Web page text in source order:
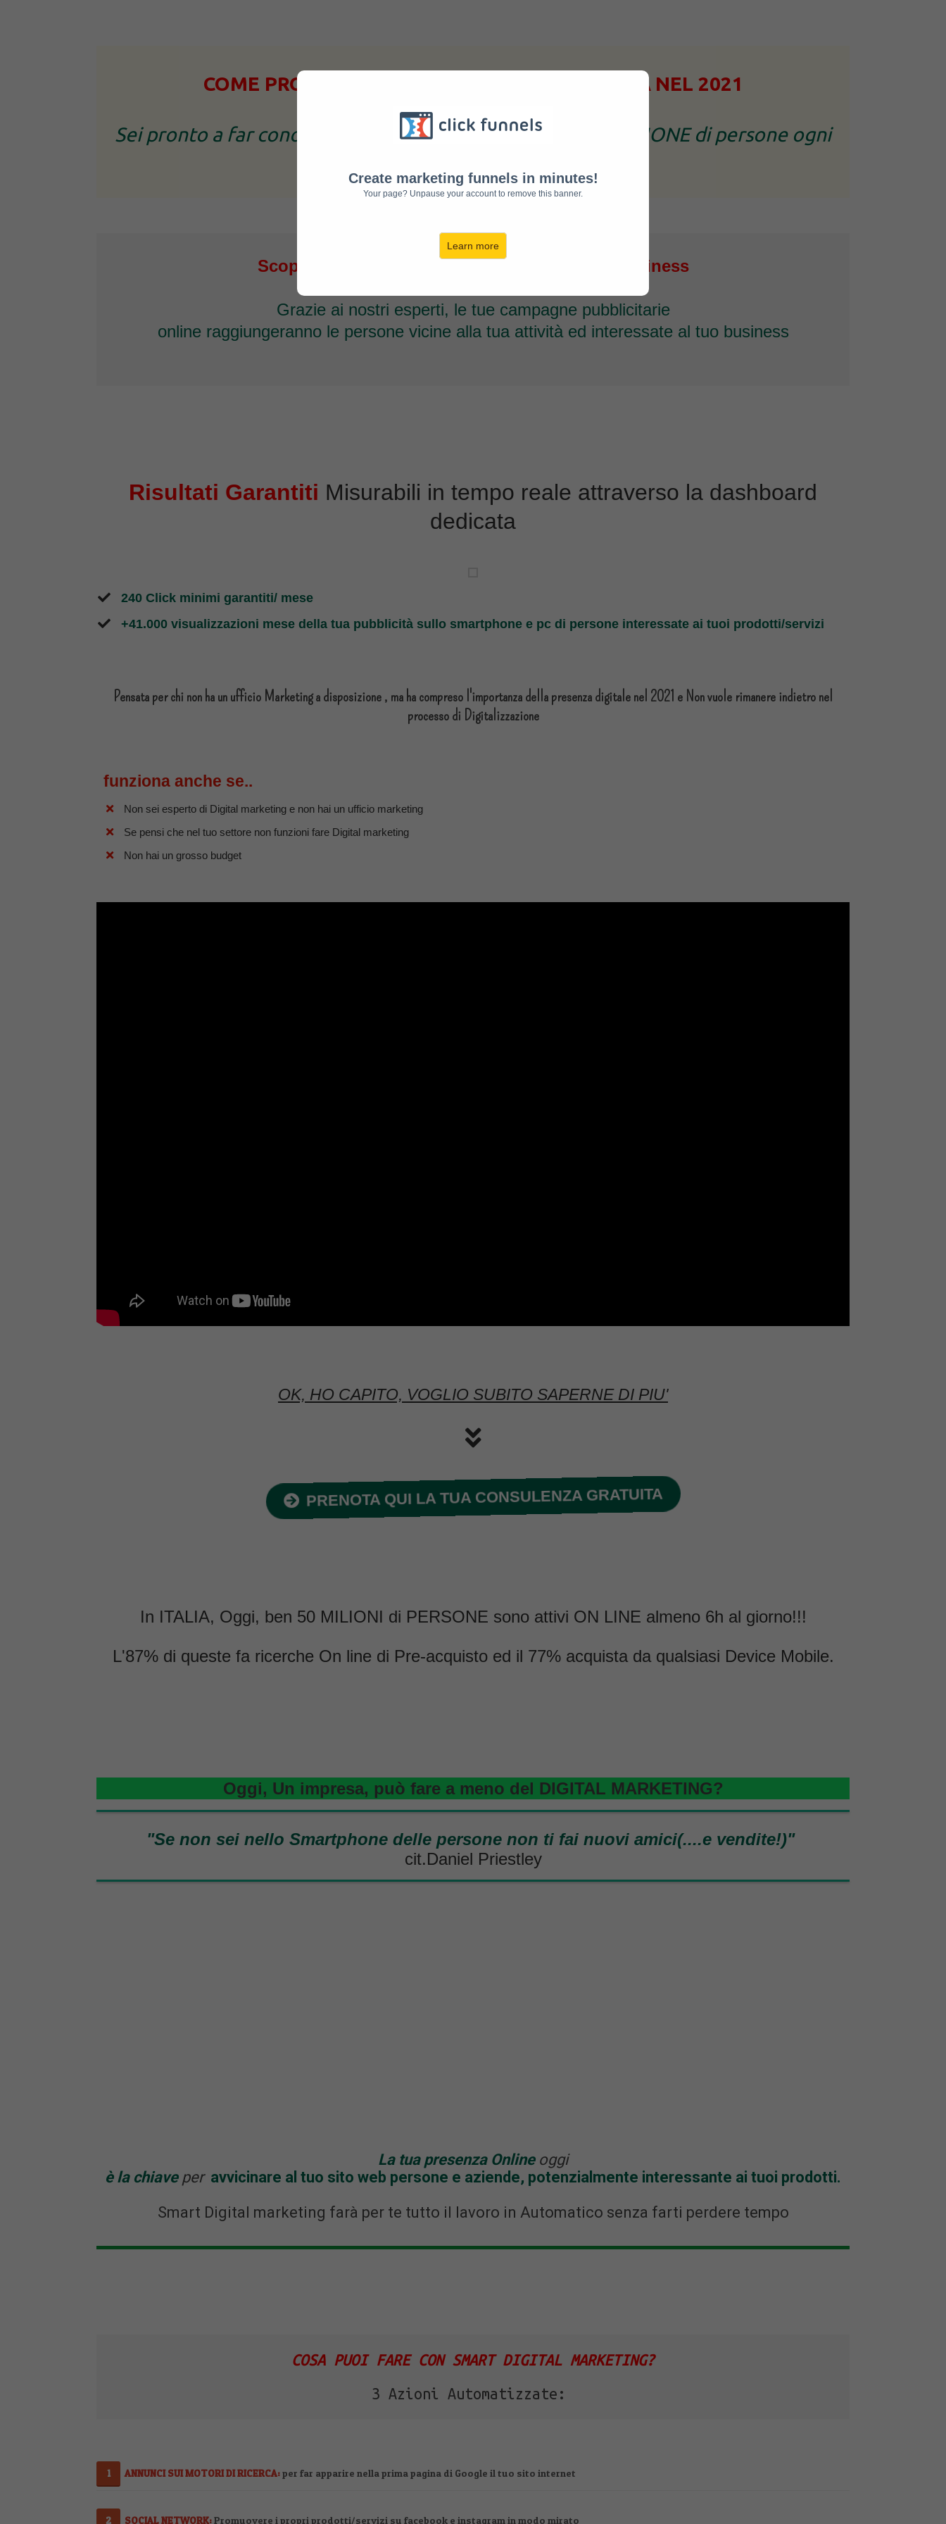
Create marketing funnels in minutes!
Your page? Unpause your account to remove this banner.
Learn more
COME PROMUOVERE ONLINE LA TUA ATTIVITÀ NEL 2021
Sei pronto a far conoscere la Tua Attività a più di mezzo MILIONE di persone ogni
Scopri Smart Digital Marketing by Vodafone Business
Grazie ai nostri esperti, le tue campagne pubblicitarie
online raggiungeranno le persone vicine alla tua attività ed interessate al tuo business
Risultati Garantiti Misurabili in tempo reale attraverso la dashboard
dedicata
240 Click minimi garantiti/ mese
​+41.000 visualizzazioni mese della tua pubblicità sullo smartphone e pc di persone interessate ai tuoi prodotti/servizi
Pensata per chi non ha un ufficio Marketing a disposizione , ma ha compreso l'importanza della presenza digitale nel 2021 e Non vuole rimanere indietro nel
processo di Digitalizzazione
funziona anche se..
Non sei esperto di Digital marketing e non hai un ufficio marketing
Se pensi che nel tuo settore non funzioni fare Digital marketing
Non hai un grosso budget
OK, HO CAPITO, VOGLIO SUBITO SAPERNE DI PIU'
PRENOTA QUI LA TUA CONSULENZA GRATUITA
In ITALIA, Oggi, ben 50 MILIONI di PERSONE sono attivi ON LINE almeno 6h al giorno!!!
L'87% di queste fa ricerche On line di Pre-acquisto ed il 77% acquista da qualsiasi Device Mobile.
Oggi, Un impresa, può fare a meno del DIGITAL MARKETING?
"Se non sei nello Smartphone delle persone non ti fai nuovi amici(....e vendite!)"
cit.Daniel Priestley
La tua presenza Online oggi
è la chiaveper avvicinare al tuo sito web persone e aziende, potenzialmente interessante ai tuoi prodotti.
Smart Digital marketing farà per te tutto il lavoro in Automatico senza farti perdere tempo
COSA PUOI FARE CON SMART DIGITAL MARKETING?
3 Azioni Automatizzate:
ANNUNCI SUI MOTORI DI RICERCA:per far apparire nella prima pagina di Google il tuo sito internet
SOCIAL NETWORK:Promuovere i propri prodotti/servizi su facebook e instagram in modo mirato